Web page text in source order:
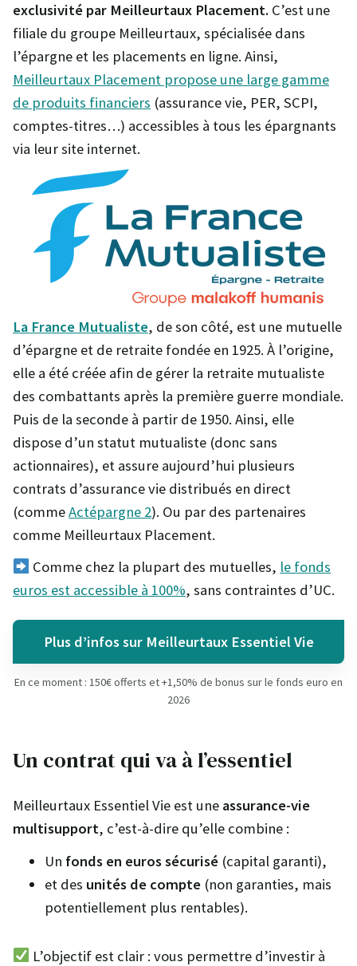
exclusivité par Meilleurtaux Placement. C’est une
filiale du groupe Meilleurtaux, spécialisée dans
l’épargne et les placements en ligne. Ainsi,
Meilleurtaux Placement propose une large gamme
de produits financiers (assurance vie, PER, SCPI,
comptes-titres…) accessibles à tous les épargnants
via leur site internet.
La France Mutualiste, de son côté, est une mutuelle
d’épargne et de retraite fondée en 1925. À l’origine,
elle a été créée afin de gérer la retraite mutualiste
des combattants après la première guerre mondiale.
Puis de la seconde à partir de 1950. Ainsi, elle
dispose d’un statut mutualiste (donc sans
actionnaires), et assure aujourd’hui plusieurs
contrats d’assurance vie distribués en direct
(commeActépargne 2). Ou par des partenaires
comme Meilleurtaux Placement.
Comme chez la plupart des mutuelles, le fonds
euros est accessible à 100%, sans contraintes d’UC.
Plus d’infos sur Meilleurtaux Essentiel Vie
En ce moment : 150€ offerts et +1,50% de bonus sur le fonds euro en
2026
Un contrat qui va à l’essentiel
Meilleurtaux Essentiel Vie est une assurance-vie
multisupport, c’est-à-dire qu’elle combine :
Un fonds en euros sécurisé (capital garanti),
et des unités de compte (non garanties, mais
potentiellement plus rentables).
L’objectif est clair : vous permettre d’investir à